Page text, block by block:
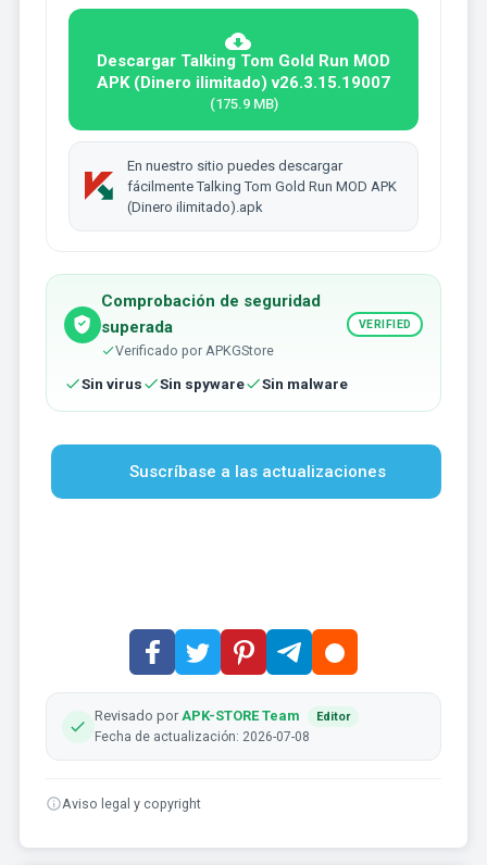
Descargar Talking Tom Gold Run MOD
APK (Dinero ilimitado) v26.3.15.19007
(175.9 MB)
En nuestro sitio puedes descargar
fácilmente Talking Tom Gold Run MOD APK
(Dinero ilimitado).apk
Comprobación de seguridad
superada
Verificado por APKGStore
VERIFIED
Sin virus Sin spyware Sin malware
Suscríbase a las actualizaciones
Revisado porAPK-STORE Team Editor
Fecha de actualización: 2026-07-08
Aviso legal y copyright